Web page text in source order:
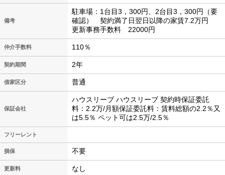
備考
駐車場：1台目3，300円、2台目3，300円（要
確認） 契約満了日翌日以降の家賃7.2万円
更新事務手数料 22000円
仲介手数料 110％
契約期間 2年
借家区分 普通
保証会社
ハウスリーブ ハウスリーブ 契約時保証委託
料：2.2万/月額保証委託料：賃料総額の2.2％又
は5.5％ ペット可は2.5万/2.5％
フリーレント
損保 不要
更新料 なし